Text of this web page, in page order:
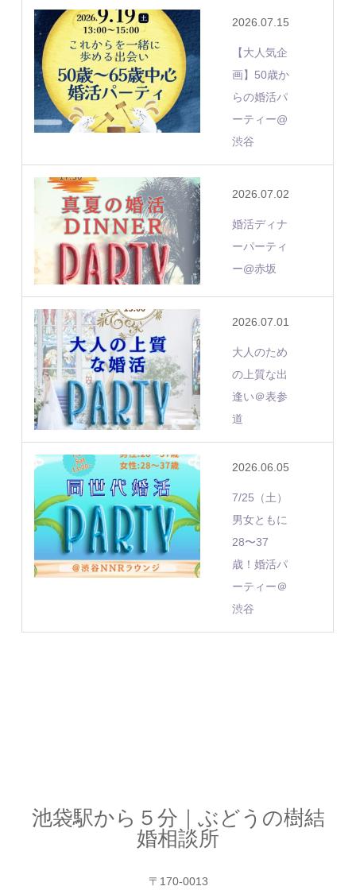
2026.07.15
【大人気企
画】50歳か
らの婚活パ
ーティー@
渋谷
2026.07.02
婚活ディナ
ーパーティ
ー@赤坂
2026.07.01
大人のため
の上質な出
逢い＠表参
道
2026.06.05
7/25（土）
男女ともに
28〜37
歳！婚活パ
ーティー＠
渋谷
池袋駅から５分｜ぶどうの樹結
婚相談所
〒170-0013